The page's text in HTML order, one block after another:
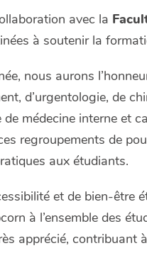
avec la
à soutenir la
nous aurons
d’urgentologie, de
médecine interne et
regroupements de
aux étudiants.
et de bien-être
à l’ensemble des
apprécié, contribuant